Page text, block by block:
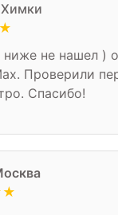
ниже не нашел )
Проверили
Спасибо!